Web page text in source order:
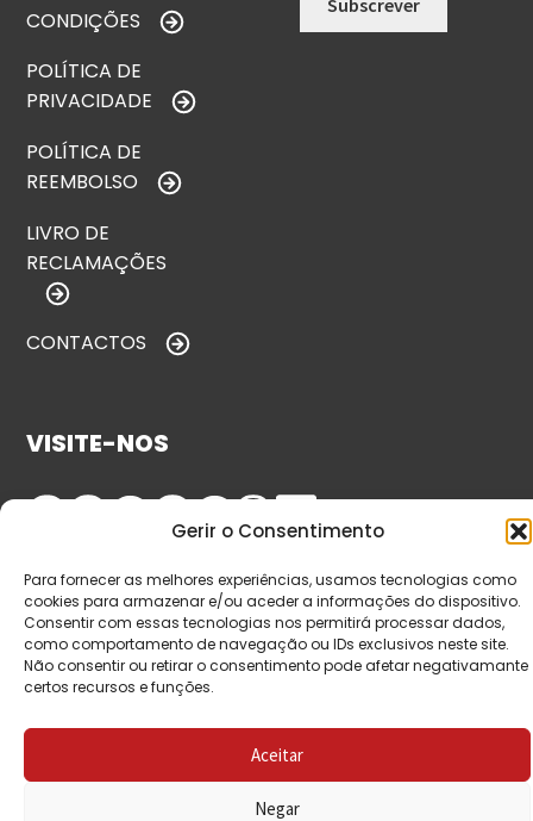
Gerir o Consentimento
Para fornecer as melhores experiências, usamos tecnologias como
cookies para armazenar e/ou aceder a informações do dispositivo.
Consentir com essas tecnologias nos permitirá processar dados,
como comportamento de navegação ou IDs exclusivos neste site.
Não consentir ou retirar o consentimento pode afetar negativamante
certos recursos e funções.
Aceitar
Negar
CONDIÇÕES
POLÍTICA DE
PRIVACIDADE
POLÍTICA DE
REEMBOLSO
LIVRO DE
RECLAMAÇÕES
CONTACTOS
VISITE-NOS
© Copyright 2026 Saída de Emergência. Todos os